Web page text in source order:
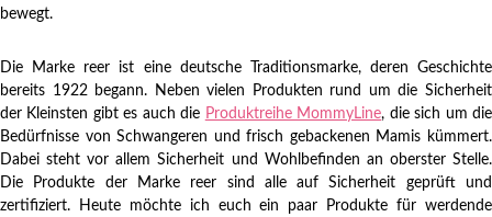
bewegt.
Die Marke reer ist eine deutsche Traditionsmarke, deren Geschichte
bereits 1922 begann. Neben vielen Produkten rund um die Sicherheit
der Kleinsten gibt es auch die Produktreihe MommyLine, die sich um die
Bedürfnisse von Schwangeren und frisch gebackenen Mamis kümmert.
Dabei steht vor allem Sicherheit und Wohlbefinden an oberster Stelle.
Die Produkte der Marke reer sind alle auf Sicherheit geprüft und
zertifiziert. Heute möchte ich euch ein paar Produkte für werdende